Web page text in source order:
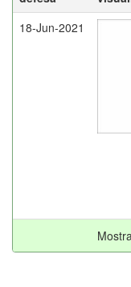
18-Jun-2021